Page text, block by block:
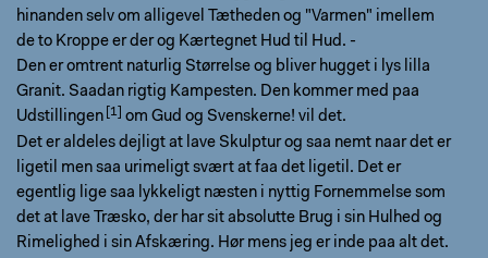
hinanden selv om alligevel Tætheden og "Varmen" imellem
de to Kroppe er der og Kærtegnet Hud til Hud. -
Den er omtrent naturlig Størrelse og bliver hugget i lys lilla
Granit. Saadan rigtig Kampesten. Den kommer med paa
Udstillingen
om Gud og Svenskerne! vil det.
Det er aldeles dejligt at lave Skulptur og saa nemt naar det er
ligetil men saa urimeligt svært at faa det ligetil. Det er
egentlig lige saa lykkeligt næsten i nyttig Fornemmelse som
det at lave Træsko, der har sit absolutte Brug i sin Hulhed og
Rimelighed i sin Afskæring. Hør mens jeg er inde paa alt det.